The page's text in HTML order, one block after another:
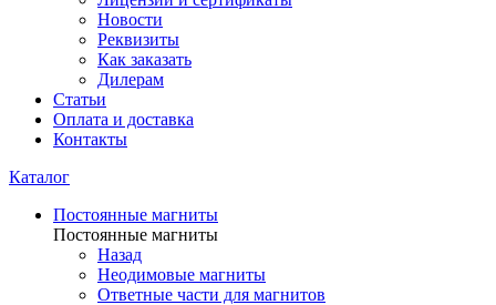
Новости
Реквизиты
Как заказать
Дилерам
Статьи
Оплата и доставка
Контакты
Каталог
Постоянные магниты
Постоянные магниты
Назад
Неодимовые магниты
Ответные части для магнитов